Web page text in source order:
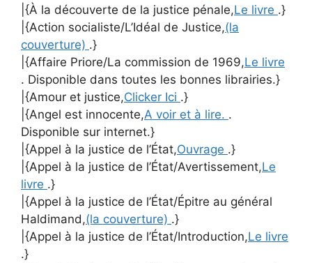
|{À la découverte de la justice pénale,Le livre .}
|{Action socialiste/L’Idéal de Justice,(la
couverture) .}
|{Affaire Priore/La commission de 1969,Le livre
. Disponible dans toutes les bonnes librairies.}
|{Amour et justice,Clicker Ici .}
|{Angel est innocente,A voir et à lire. .
Disponible sur internet.}
|{Appel à la justice de l’État,Ouvrage .}
|{Appel à la justice de l’État/Avertissement,Le
livre .}
|{Appel à la justice de l’État/Épitre au général
Haldimand,(la couverture) .}
|{Appel à la justice de l’État/Introduction,Le livre
.}